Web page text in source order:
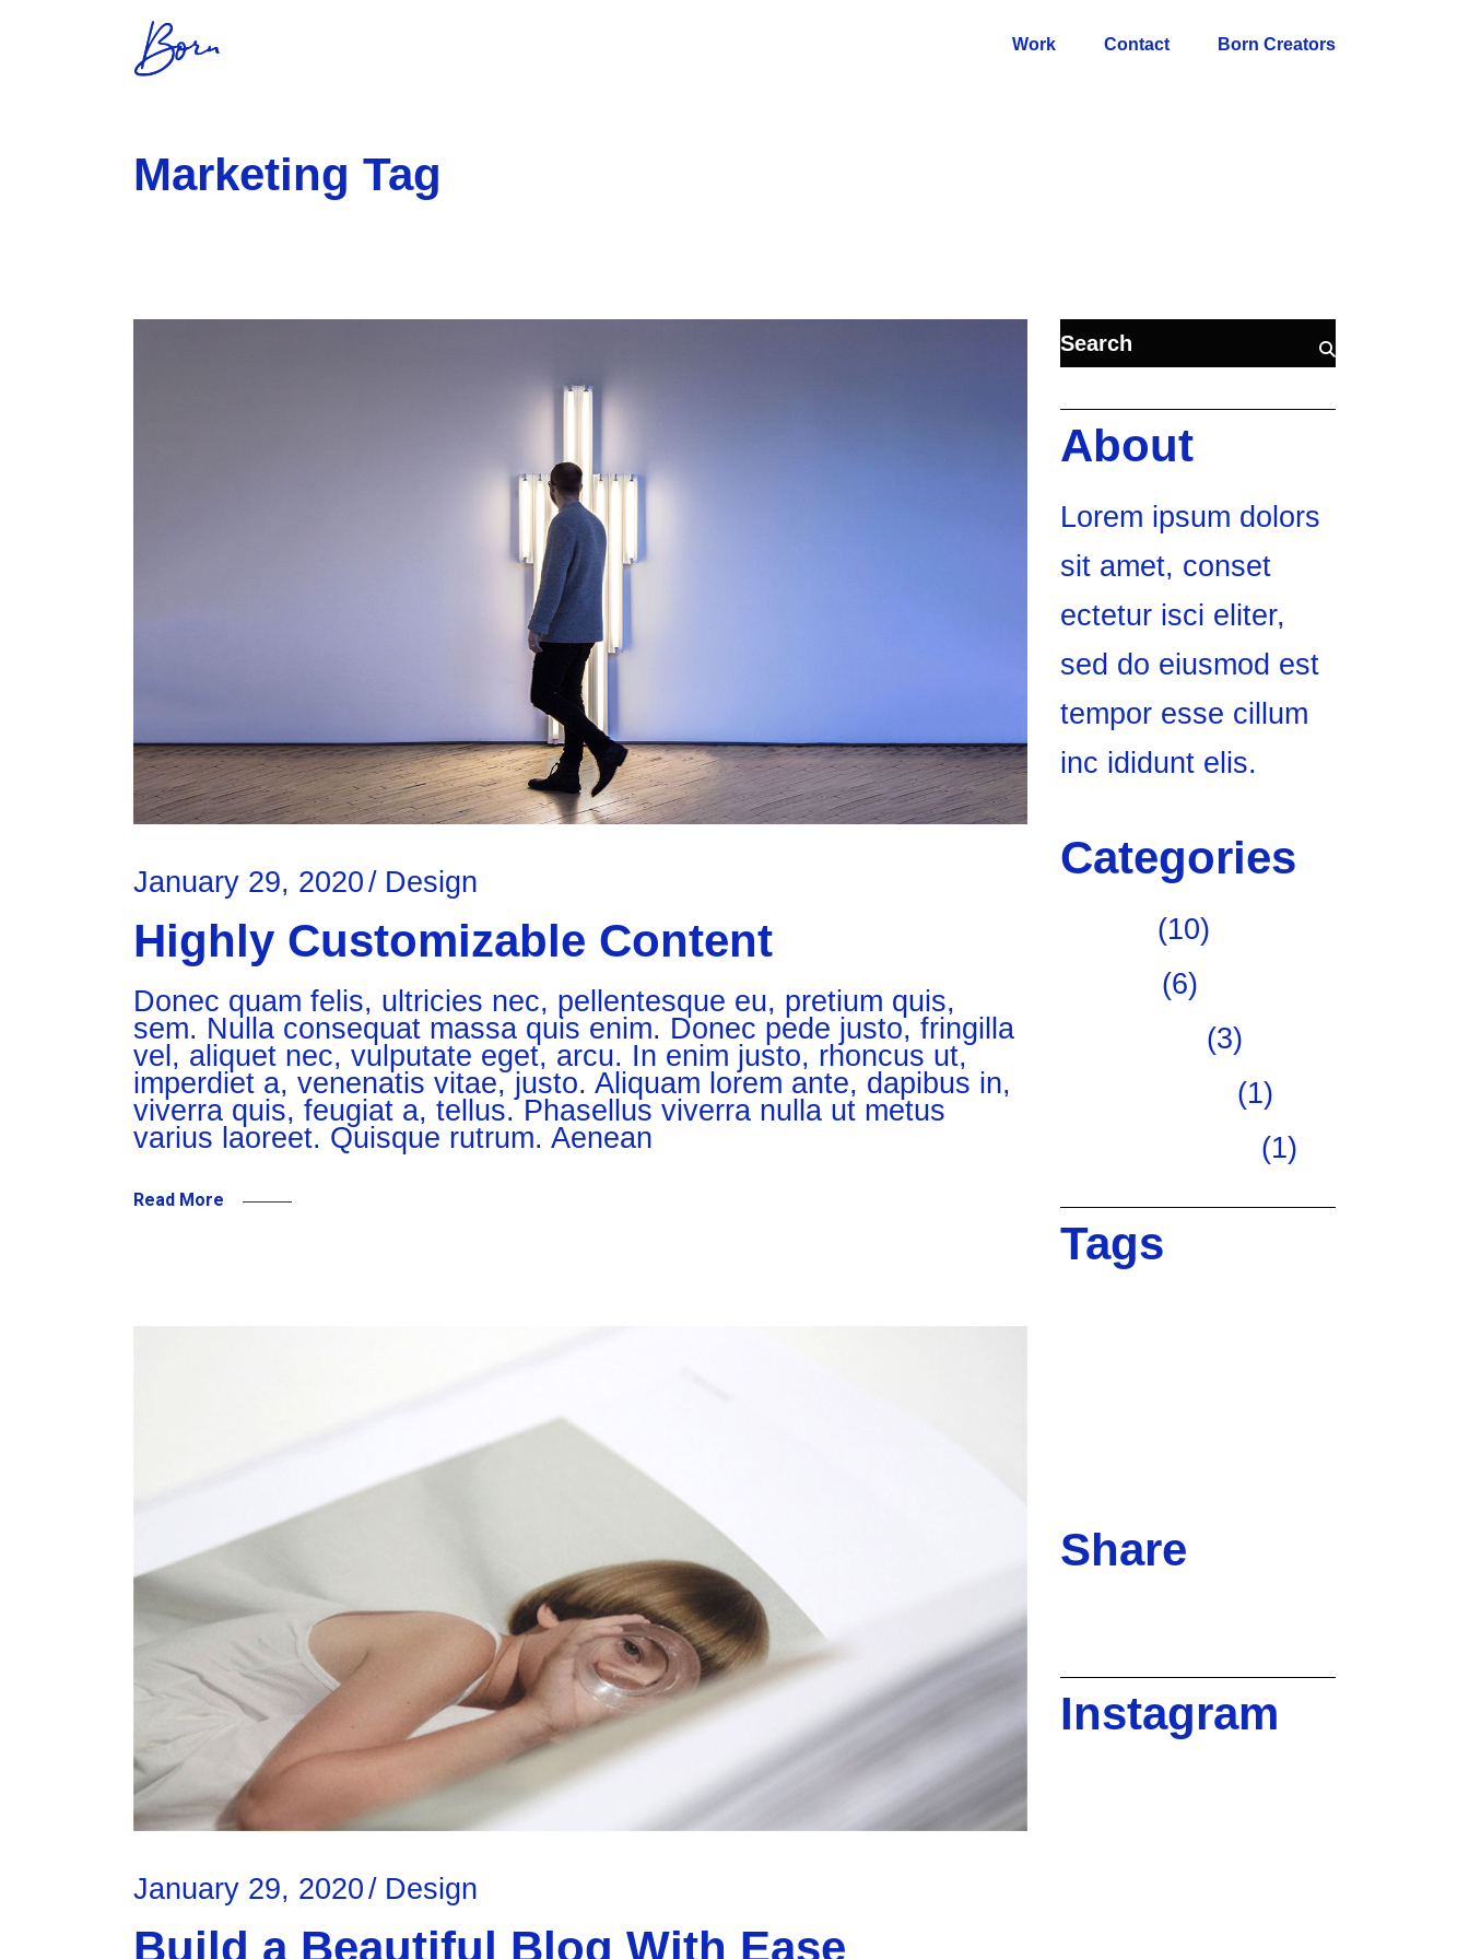
Work Contact Born Creators
Marketing Tag
January 29, 2020 Design
Highly Customizable Content
Donec quam felis, ultricies nec, pellentesque eu, pretium quis,
sem. Nulla consequat massa quis enim. Donec pede justo, fringilla
vel, aliquet nec, vulputate eget, arcu. In enim justo, rhoncus ut,
imperdiet a, venenatis vitae, justo. Aliquam lorem ante, dapibus in,
viverra quis, feugiat a, tellus. Phasellus viverra nulla ut metus
varius laoreet. Quisque rutrum. Aenean
Read More
January 29, 2020 Design
Build a Beautiful Blog With Ease
About
Lorem ipsum dolors
sit amet, conset
ectetur isci eliter,
sed do eiusmod est
tempor esse cillum
inc ididunt elis.
Categories
(10)
(6)
(3)
(1)
(1)
Tags
Share
Instagram